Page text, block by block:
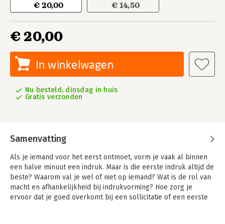
€ 20,00 € 14,50
€ 20,00
In winkelwagen
Nu besteld, dinsdag in huis
Gratis verzonden
Samenvatting
Als je iemand voor het eerst ontmoet, vorm je vaak al binnen
een halve minuut een indruk. Maar is die eerste indruk altijd de
beste? Waarom val je wel of niet op iemand? Wat is de rol van
macht en afhankelijkheid bij indrukvorming? Hoe zorg je
ervoor dat je goed overkomt bij een sollicitatie of een eerste